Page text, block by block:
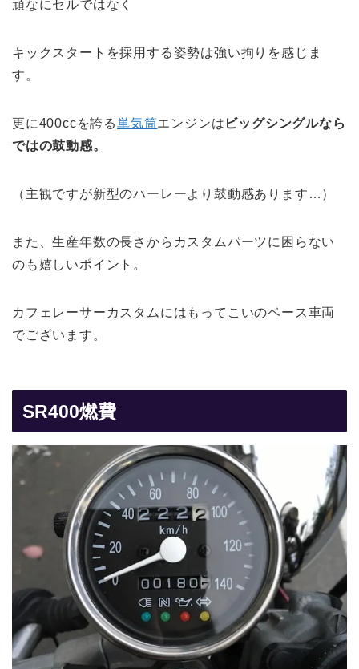
頑なにセルではなく
キックスタートを採用する姿勢は強い拘りを感じま
す。
更に400ccを誇る単気筒エンジンは ビッグシングルなら
ではの鼓動感。
（主観ですが新型のハーレーより鼓動感あります…）
また、生産年数の長さからカスタムパーツに困らない
のも嬉しいポイント。
カフェレーサーカスタムにはもってこいのベース車両
でございます。
SR400燃費